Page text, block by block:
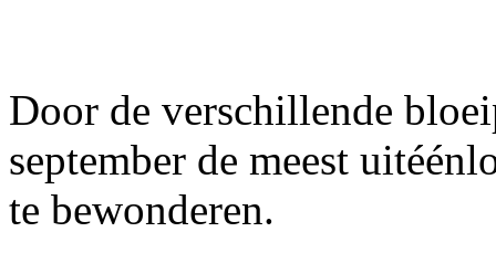
Door de verschillende
september de meest
te bewonderen.